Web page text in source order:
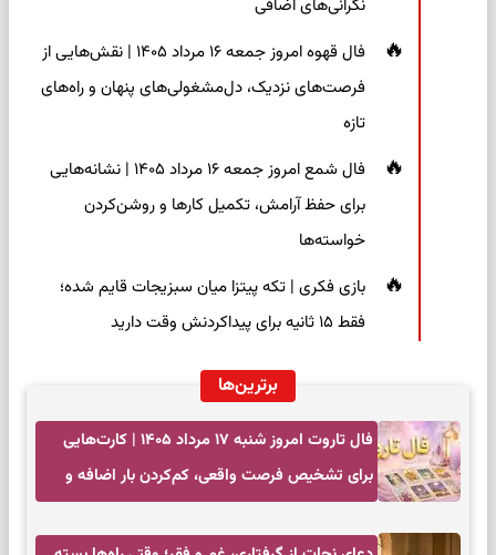
نگرانی‌های اضافی
فال قهوه امروز جمعه ۱۶ مرداد ۱۴۰۵ | نقش‌هایی از
فرصت‌های نزدیک، دل‌مشغولی‌های پنهان و راه‌های
تازه
فال شمع امروز جمعه ۱۶ مرداد ۱۴۰۵ | نشانه‌هایی
برای حفظ آرامش، تکمیل کارها و روشن‌کردن
خواسته‌ها
بازی فکری | تکه پیتزا میان سبزیجات قایم شده؛
فقط ۱۵ ثانیه برای پیداکردنش وقت دارید
برترین‌ها
فال تاروت امروز شنبه ۱۷ مرداد ۱۴۰۵ | کارت‌هایی
برای تشخیص فرصت واقعی، کم‌کردن بار اضافه و